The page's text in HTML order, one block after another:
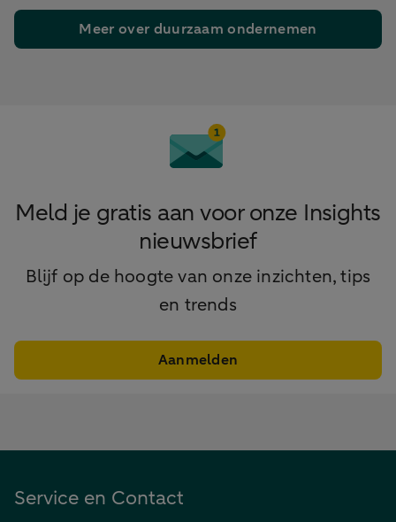
Meer over duurzaam ondernemen
Meld je gratis aan voor onze Insights
nieuwsbrief
Blijf op de hoogte van onze inzichten, tips
en trends
Aanmelden
Service en Contact